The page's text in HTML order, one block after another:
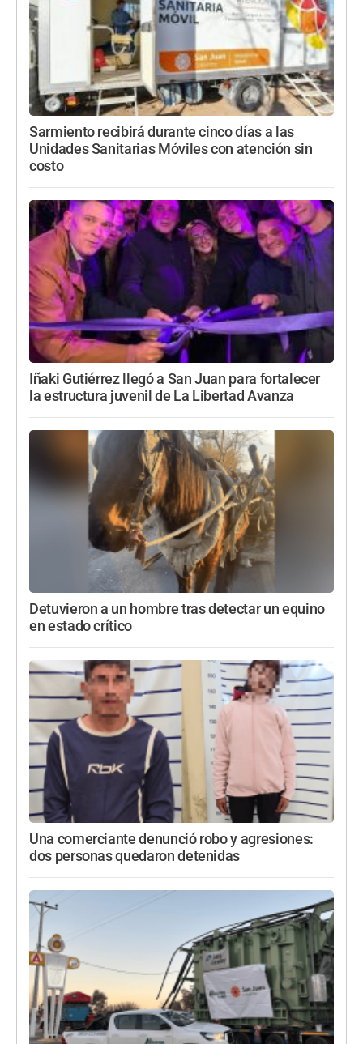
Sarmiento recibirá durante cinco días a las
Unidades Sanitarias Móviles con atención sin
costo
Iñaki Gutiérrez llegó a San Juan para fortalecer
la estructura juvenil de La Libertad Avanza
Detuvieron a un hombre tras detectar un equino
en estado crítico
Una comerciante denunció robo y agresiones:
dos personas quedaron detenidas